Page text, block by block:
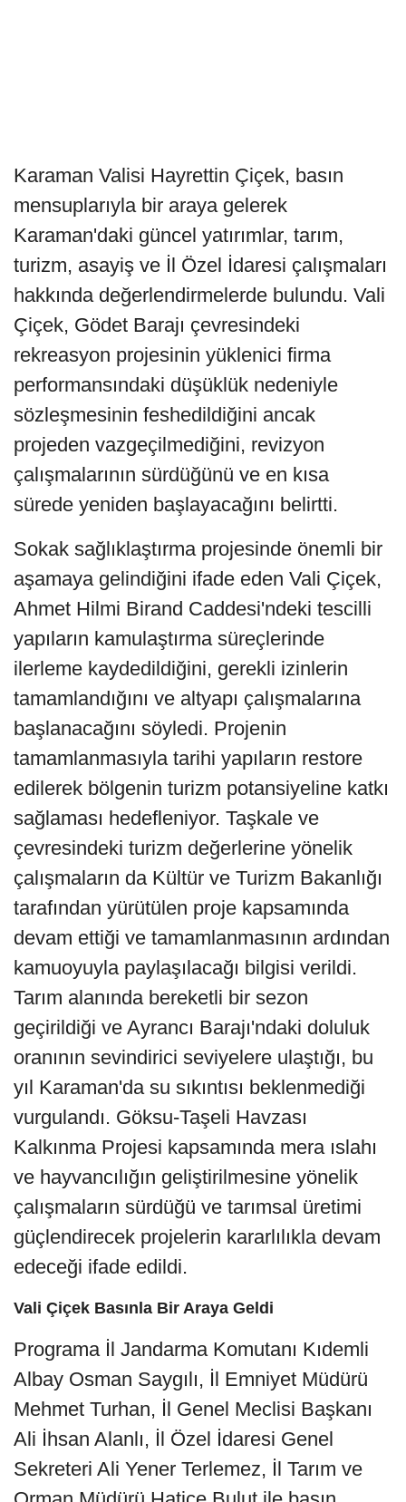
Karaman Valisi Hayrettin Çiçek, basın
mensuplarıyla bir araya gelerek
Karaman'daki güncel yatırımlar, tarım,
turizm, asayiş ve İl Özel İdaresi çalışmaları
hakkında değerlendirmelerde bulundu. Vali
Çiçek, Gödet Barajı çevresindeki
rekreasyon projesinin yüklenici firma
performansındaki düşüklük nedeniyle
sözleşmesinin feshedildiğini ancak
projeden vazgeçilmediğini, revizyon
çalışmalarının sürdüğünü ve en kısa
sürede yeniden başlayacağını belirtti.
Sokak sağlıklaştırma projesinde önemli bir
aşamaya gelindiğini ifade eden Vali Çiçek,
Ahmet Hilmi Birand Caddesi'ndeki tescilli
yapıların kamulaştırma süreçlerinde
ilerleme kaydedildiğini, gerekli izinlerin
tamamlandığını ve altyapı çalışmalarına
başlanacağını söyledi. Projenin
tamamlanmasıyla tarihi yapıların restore
edilerek bölgenin turizm potansiyeline katkı
sağlaması hedefleniyor. Taşkale ve
çevresindeki turizm değerlerine yönelik
çalışmaların da Kültür ve Turizm Bakanlığı
tarafından yürütülen proje kapsamında
devam ettiği ve tamamlanmasının ardından
kamuoyuyla paylaşılacağı bilgisi verildi.
Tarım alanında bereketli bir sezon
geçirildiği ve Ayrancı Barajı'ndaki doluluk
oranının sevindirici seviyelere ulaştığı, bu
yıl Karaman'da su sıkıntısı beklenmediği
vurgulandı. Göksu-Taşeli Havzası
Kalkınma Projesi kapsamında mera ıslahı
ve hayvancılığın geliştirilmesine yönelik
çalışmaların sürdüğü ve tarımsal üretimi
güçlendirecek projelerin kararlılıkla devam
edeceği ifade edildi.
Vali Çiçek Basınla Bir Araya Geldi
Programa İl Jandarma Komutanı Kıdemli
Albay Osman Saygılı, İl Emniyet Müdürü
Mehmet Turhan, İl Genel Meclisi Başkanı
Ali İhsan Alanlı, İl Özel İdaresi Genel
Sekreteri Ali Yener Terlemez, İl Tarım ve